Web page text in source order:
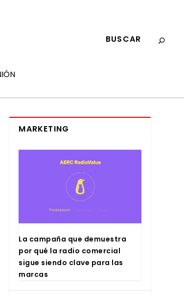
MARKETING
La cam­pa­ña que demues­tra
por qué la radio comer­cial
sigue sien­do cla­ve para las
mar­cas